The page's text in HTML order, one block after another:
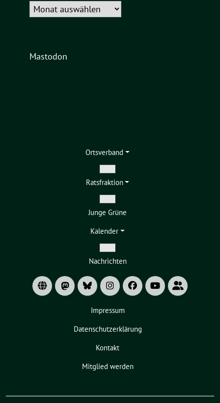
Archiv
Mastodon
Ortsverband
Zeige
Untermenü
Ratsfraktion
Zeige
Untermenü
Junge Grüne
Kalender
Zeige
Untermenü
Nachrichten
Impressum
Datenschutzerklärung
Kontakt
Mitglied werden